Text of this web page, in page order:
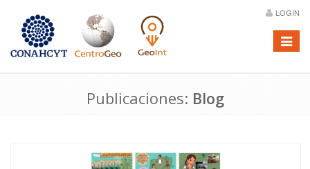
LOGIN
Menú
Publicaciones: Blog